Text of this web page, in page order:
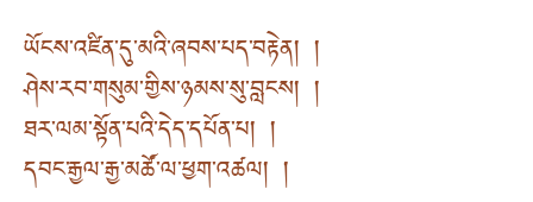
ཡོངས་འཛིན་དུ་མའི་ཞབས་པད་བརྟེན། །
ཤེས་རབ་གསུམ་གྱིས་ཉམས་སུ་བླངས། །
ཐར་ལམ་སྟོན་པའི་དེད་དཔོན་པ། །
དབང་རྒྱལ་རྒྱ་མཚོ་ལ་ཕྱག་འཚལ། །